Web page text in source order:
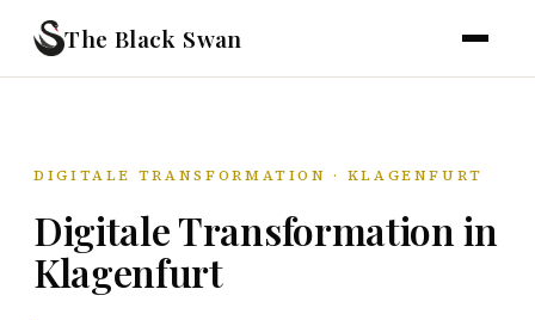
The Black Swan
DIGITALE TRANSFORMATION · KLAGENFURT
Digitale Transformation in
Klagenfurt